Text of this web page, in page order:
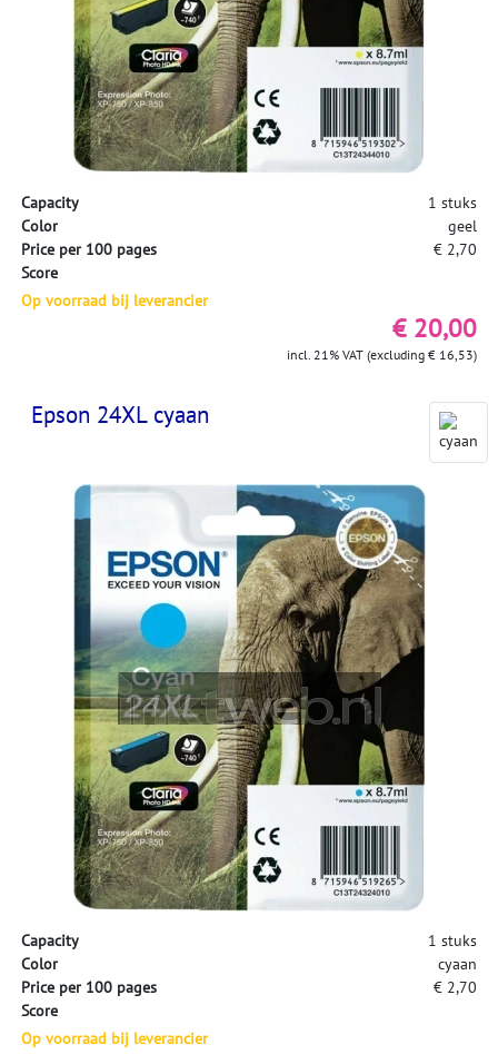
Capacity
1 stuks
Color
geel
Price per 100 pages
€ 2,70
Score
Op voorraad bij leverancier
€ 20,00
incl. 21% VAT (excluding € 16,53)
Epson 24XL cyaan
Capacity
1 stuks
Color
cyaan
Price per 100 pages
€ 2,70
Score
Op voorraad bij leverancier